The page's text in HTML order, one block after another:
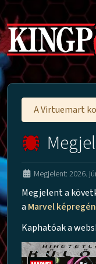
A Virtuemart
Megjelent: 2026.
Megjelent a
a Marvel
Kaphatóak a